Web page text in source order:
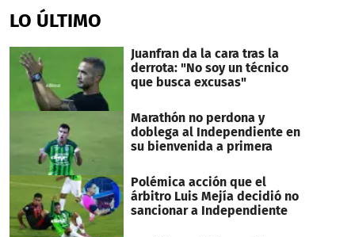
LO ÚLTIMO
Juanfran da la cara tras la
derrota: "No soy un técnico
que busca excusas"
Marathón no perdona y
doblega al Independiente en
su bienvenida a primera
Polémica acción que el
árbitro Luis Mejía decidió no
sancionar a Independiente